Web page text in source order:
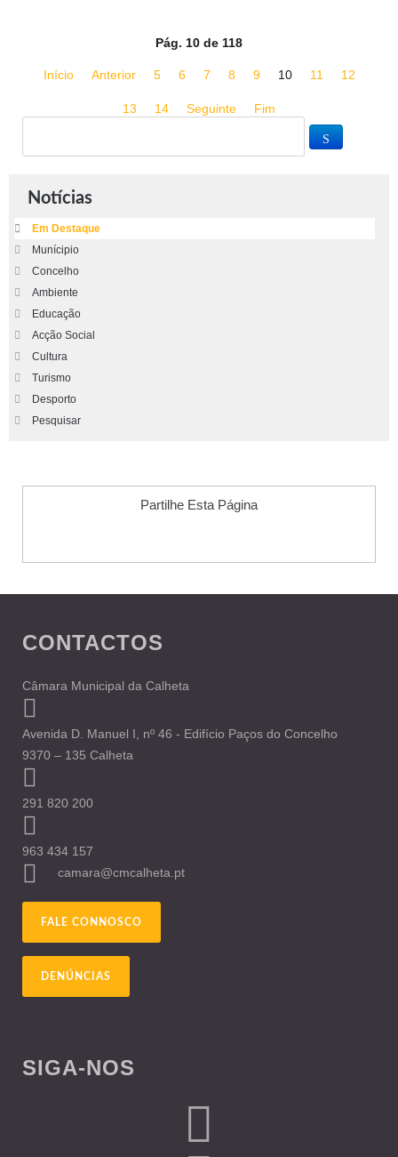
Pág. 10 de 118
Início Anterior 5 6 7 8 9 10 11 12
13 14 Seguinte Fim
Notícias
Em Destaque
Munícipio
Concelho
Ambiente
Educação
Acção Social
Cultura
Turismo
Desporto
Pesquisar
Partilhe Esta Página
CONTACTOS
Câmara Municipal da Calheta
Avenida D. Manuel I, nº 46 - Edifício Paços do Concelho
9370 – 135 Calheta
291 820 200
963 434 157
camara@cmcalheta.pt
FALE CONNOSCO
DENÚNCIAS
SIGA-NOS